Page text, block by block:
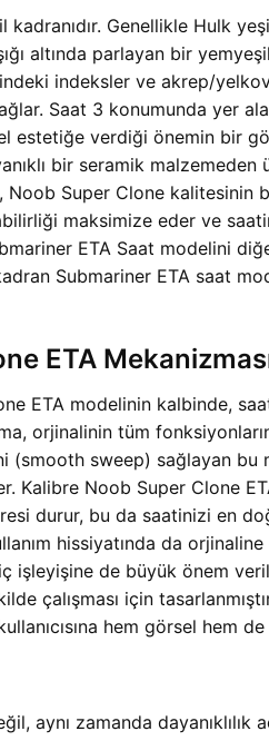
Genellikle Hulk
altında parlayan bir
indeksler ve akrep/
Saat 3 konumunda yer
estetiğe verdiği önemin bir
bir seramik
Super Clone kalitesinin
maksimize eder ve
ETA Saat modelini
Submariner ETA saat
ETA
ETA modelinin kalbinde,
orjinalinin tüm
(smooth sweep) sağlayan
Noob Super Clone
durur, bu da saatinizi en
hissiyatında da
de büyük önem
çalışması için
hem görsel hem
aynı zamanda dayanıklılık